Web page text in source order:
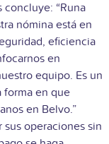
“Runa
nómina está en
eficiencia
en
equipo. Es un
forma en que
en Belvo.”
sus operaciones sin